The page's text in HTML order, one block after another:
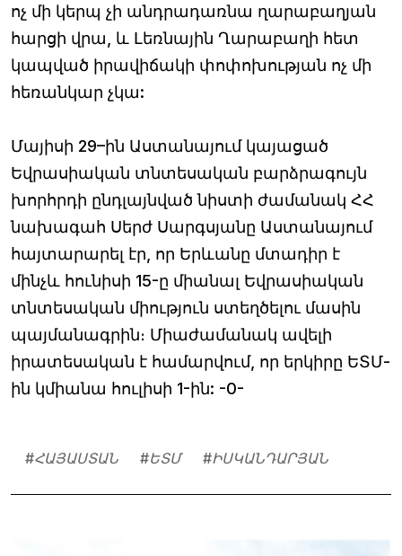
ոչ մի կերպ չի անդրադառնա ղարաբաղյան
հարցի վրա, և Լեռնային Ղարաբաղի հետ
կապված իրավիճակի փոփոխության ոչ մի
հեռանկար չկա:
Մայիսի 29–ին Աստանայում կայացած
Եվրասիական տնտեսական բարձրագույն
խորհրդի ընդլայնված նիստի ժամանակ ՀՀ
նախագահ Սերժ Սարգսյանը Աստանայում
հայտարարել էր, որ Երևանը մտադիր է
մինչև հունիսի 15-ը միանալ Եվրասիական
տնտեսական միություն ստեղծելու մասին
պայմանագրին։ Միաժամանակ ավելի
իրատեսական է համարվում, որ երկիրը ԵՏՄ-
ին կմիանա հուլիսի 1-ին: -0-
#ՀԱՅԱՍՏԱՆ #ԵՏՄ #ԻՍԿԱՆԴԱՐՅԱՆ